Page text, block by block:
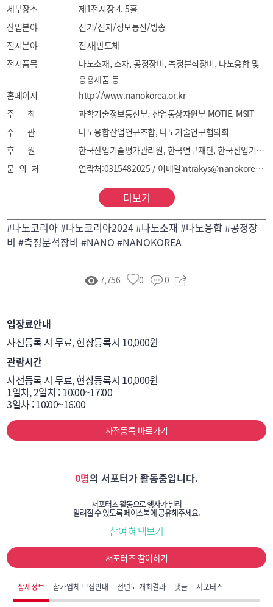
세부장소
제1전시장 4, 5홀
산업분야
전기/전자/정보통신/방송
전시분야
전자|반도체
전시품목
나노소재, 소자, 공정장비, 측정분석장비, 나노융합 및
응용제품 등
홈페이지
http://www.nanokorea.or.kr
주 최
과학기술정보통신부, 산업통상자원부 MOTIE, MSIT
주 관
나노융합산업연구조합, 나노기술연구협의회
후 원
한국산업기술평가관리원, 한국연구재단, 한국산업기술진흥협회, 한국산업기술진흥원, 한국과학기술기획평가원
문 의 처
연락처:0315482025 / 이메일:ntrakys@nanokorea.net
더보기
#나노코리아 #나노코리아2024 #나노소재 #나노융합 #공정장
비 #측정분석장비 #NANO #NANOKOREA
7,756 0 0
입장료안내
사전등록 시 무료, 현장등록시 10,000원
관람시간
사전등록 시 무료, 현장등록시 10,000원
1일차, 2일차 : 10:00~17:00
3일차 : 10:00~16:00
사전등록 바로가기
0명의 서포터가 활동중입니다.
서포터즈 활동으로 행사가 널리
알려질 수 있도록 페이스북에 공유해주세요.
참여 혜택보기
서포터즈 참여하기
상세정보 참가업체 모집안내 전년도 개최결과 댓글 서포터즈